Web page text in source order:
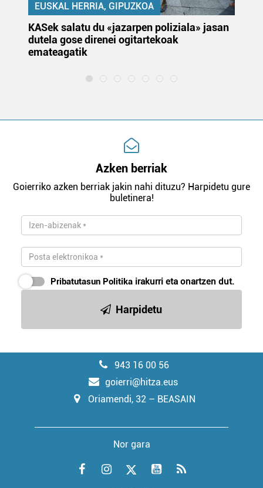
EUSKAL HERRIA, GIPUZKOA
KASek salatu du «jazarpen poliziala» jasan
dutela gose direnei ogitartekoak
emateagatik
Azken berriak
Goierriko azken berriak jakin nahi dituzu? Harpidetu gure
buletinera!
Pribatutasun Politika irakurri eta onartzen dut.
Harpidetu
943 16 00 56
goierri@hitza.eus
Oriamendi, 32 – BEASAIN
Nor gara